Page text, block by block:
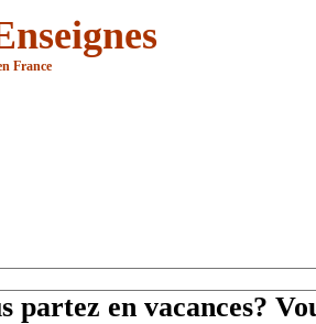
France
partez en vacances?